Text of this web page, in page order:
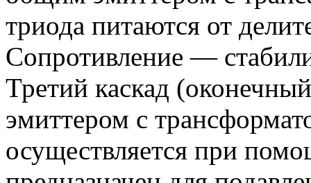
триода питаются от
Сопротивление —
Третий каскад
эмиттером с
осуществляется при